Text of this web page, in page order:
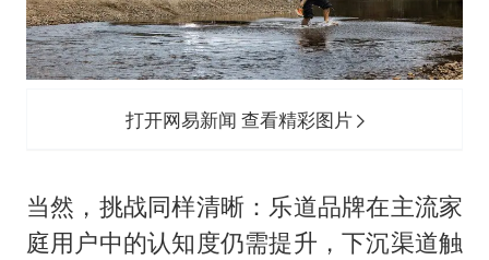
打开网易新闻 查看精彩图片
当然，挑战同样清晰：乐道品牌在主流家
庭用户中的认知度仍需提升，下沉渠道触